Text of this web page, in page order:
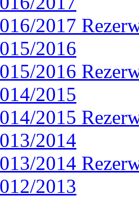
2017
2016
2016
2015
2015
2014
2014
2013